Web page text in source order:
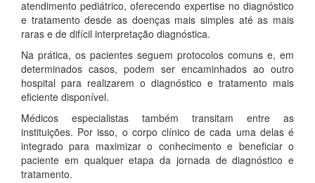
atendimento pediátrico, oferecendo expertise no diagnóstico
e tratamento desde as doenças mais simples até as mais
raras e de difícil interpretação diagnóstica.
Na prática, os pacientes seguem protocolos comuns e, em
determinados casos, podem ser encaminhados ao outro
hospital para realizarem o diagnóstico e tratamento mais
eficiente disponível.
Médicos especialistas também transitam entre as
instituições. Por isso, o corpo clínico de cada uma delas é
integrado para maximizar o conhecimento e beneficiar o
paciente em qualquer etapa da jornada de diagnóstico e
tratamento.